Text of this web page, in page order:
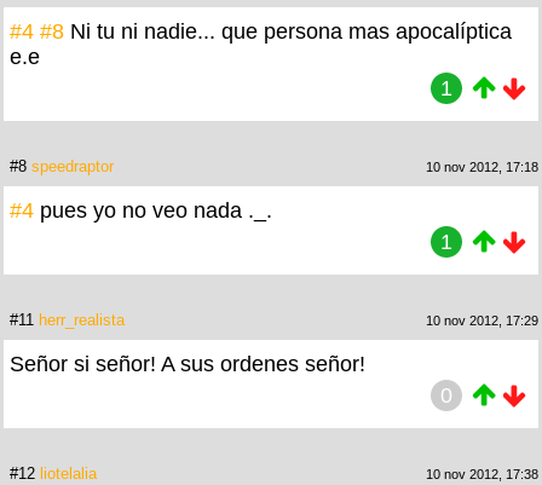
#4 #8 Ni tu ni nadie... que persona mas apocalíptica
e.e
1
#8 speedraptor 10 nov 2012, 17:18
#4 pues yo no veo nada ._.
1
#11 herr_realista 10 nov 2012, 17:29
Señor si señor! A sus ordenes señor!
0
#12 liotelalia 10 nov 2012, 17:38